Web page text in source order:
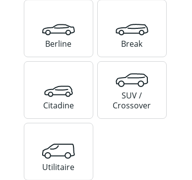
SKODA
TESLA
TOYOTA
VOLKSWAGEN
ZEEKR
Berline Break
Citadine
SUV /
Crossover
Utilitaire